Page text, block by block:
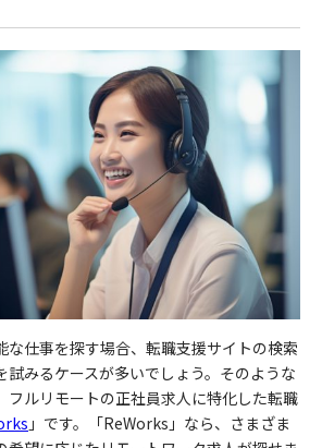
な仕事を探す場合、転職支援サイトの検索
試みるケースが多いでしょう。そのような
フルリモートの正社員求人に特化した転職
」です。「ReWorks 」なら、さまざま